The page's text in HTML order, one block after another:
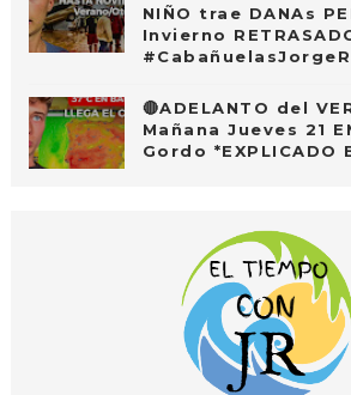
NIÑO trae DANAs
Invierno
🔴ADELANTO del
Mañana Jueves 21
Gordo *EXPLICADO